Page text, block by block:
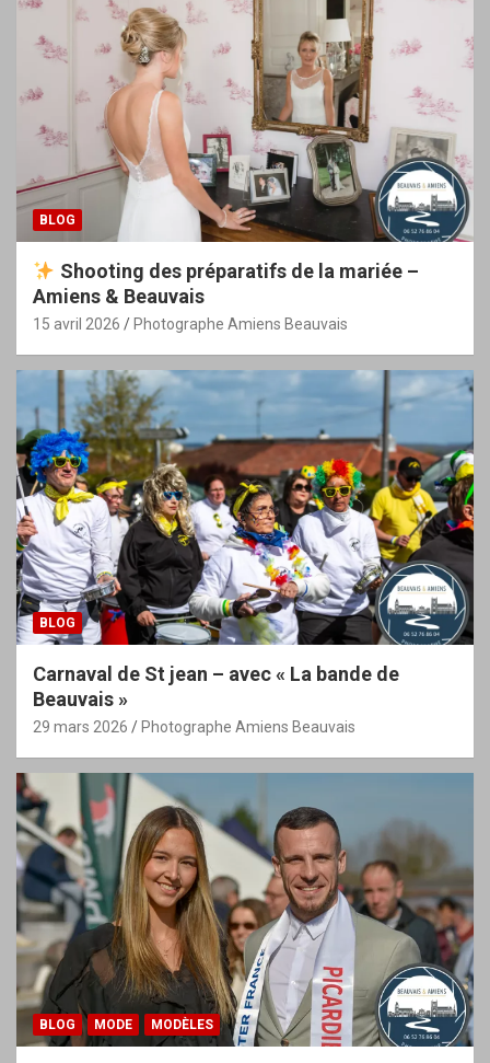
BLOG
Shooting des préparatifs de la mariée –
Amiens & Beauvais
15 avril 2026 Photographe Amiens Beauvais
BLOG
Carnaval de St jean – avec « La bande de
Beauvais »
29 mars 2026 Photographe Amiens Beauvais
BLOG MODE MODÈLES